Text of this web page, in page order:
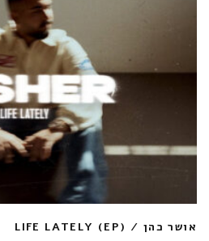
אושר כהן / LIFE LATELY (EP)